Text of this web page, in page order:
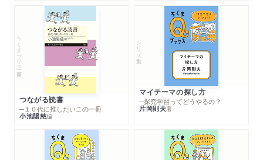
ちくまプリマー新書
つながる読書
─１０代に推したいこの一冊
小池陽慈編
シリーズ・全集
マイテーマの探し方
─探究学習ってどうやるの？
片岡則夫著